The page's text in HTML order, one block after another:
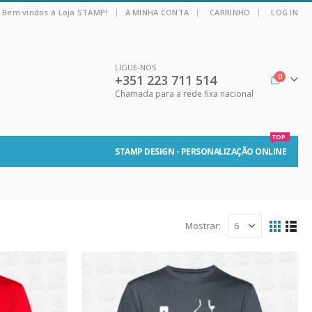
Bem vindos à Loja STAMP! | A MINHA CONTA CARRINHO LOG IN
LIGUE-NOS
+351 223 711 514
Chamada para a rede fixa nacional
0
STAMP DESIGN - PERSONALIZAÇÃO ONLINE
TOP
Mostrar: